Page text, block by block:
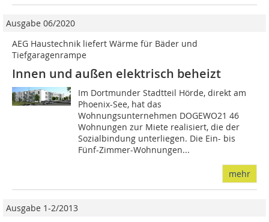
Ausgabe 06/2020
AEG Haustechnik liefert Wärme für Bäder und
Tiefgaragenrampe
Innen und außen elektrisch beheizt
Im Dortmunder Stadtteil Hörde, direkt am
Phoenix-See, hat das
Wohnungsunternehmen DOGEWO21 46
Wohnungen zur Miete realisiert, die der
Sozialbindung unterliegen. Die Ein- bis
Fünf-Zimmer-Wohnungen...
mehr
Ausgabe 1-2/2013